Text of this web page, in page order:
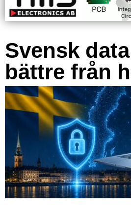
Svensk
bättre från